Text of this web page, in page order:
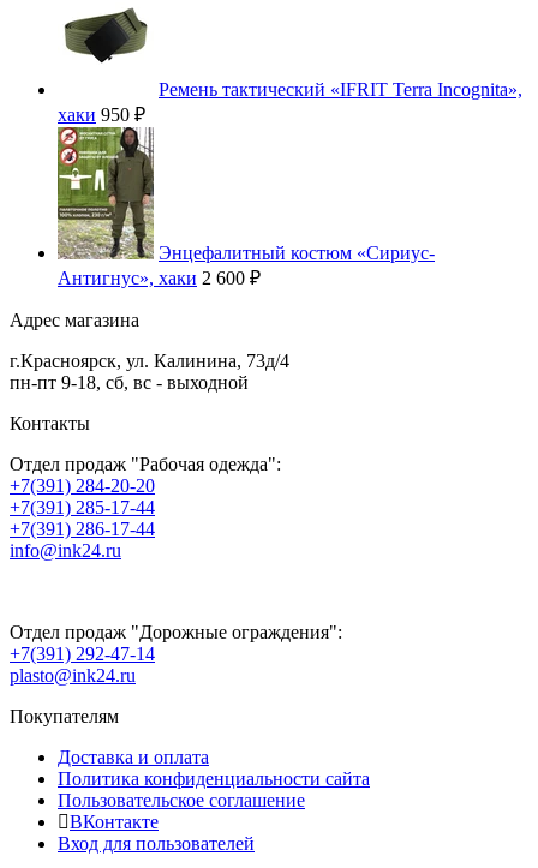
Ремень тактический «IFRIT Terra Incognita»,
хаки 950 ₽
Энцефалитный костюм «Сириус-
Антигнус», хаки 2 600 ₽
Адрес магазина
г.Красноярск, ул. Калинина, 73д/4
пн-пт 9-18, сб, вс - выходной
Контакты
Отдел продаж "Рабочая одежда":
+7(391) 284-20-20
+7(391) 285-17-44
+7(391) 286-17-44
info@ink24.ru
Отдел продаж "Дорожные ограждения":
+7(391) 292-47-14
plasto@ink24.ru
Покупателям
Доставка и оплата
Политика конфиденциальности сайта
Пользовательское соглашение
ВКонтакте
Вход для пользователей